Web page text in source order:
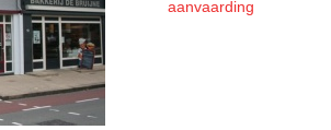
aanvaarding